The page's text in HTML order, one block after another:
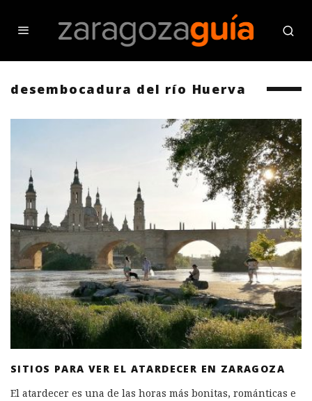
desembocadura del río Huerva
SITIOS PARA VER EL ATARDECER EN ZARAGOZA
El atardecer es una de las horas más bonitas, románticas e